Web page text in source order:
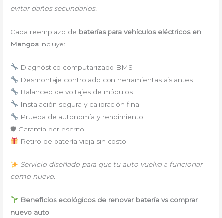
evitar daños secundarios.
Cada reemplazo de baterías para vehículos eléctricos en
Mangosincluye:
Diagnóstico computarizado BMS
Desmontaje controlado con herramientas aislantes
Balanceo de voltajes de módulos
Instalación segura y calibración final
Prueba de autonomía y rendimiento
🛡 Garantía por escrito
Retiro de batería vieja sin costo
Servicio diseñado para que tu auto vuelva a funcionar
como nuevo.
Beneficios ecológicos de renovar batería vs comprar
nuevo auto